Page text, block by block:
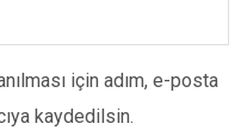
için adım, e-posta
kaydedilsin.